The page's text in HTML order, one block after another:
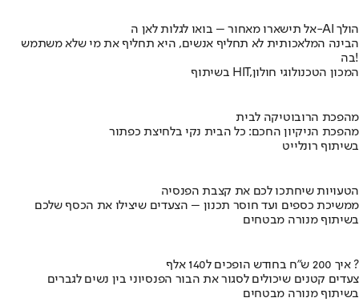
אל תישארו מאחור – בואו לגלות לאן ה-AI הולך
הבינה המלאכותית לא תחליף אנשים, היא תחליף את מי שלא משתמש
בה!
בשיתוף HIT,המכון הטכנולוגי חולון
מהפכת הרובוטיקה לבית
מהפכת הניקיון החכם: כל הבית נקי בלחיצת כפתור
בשיתוף רונלייט
הטעויות שיחתכו לכם את קצבת הפנסיה
ממשיכת כספים ועד חוסר תכנון – הצעדים שיצילו את הכסף שלכם
בשיתוף מנורה מבטחים
איך 200 ש"ח בחודש הופכים ל140 אלף ?
צעדים קטנים שיכולים לסגור את הבור הפנסיוני בין נשים לגברים
בשיתוף מנורה מבטחים